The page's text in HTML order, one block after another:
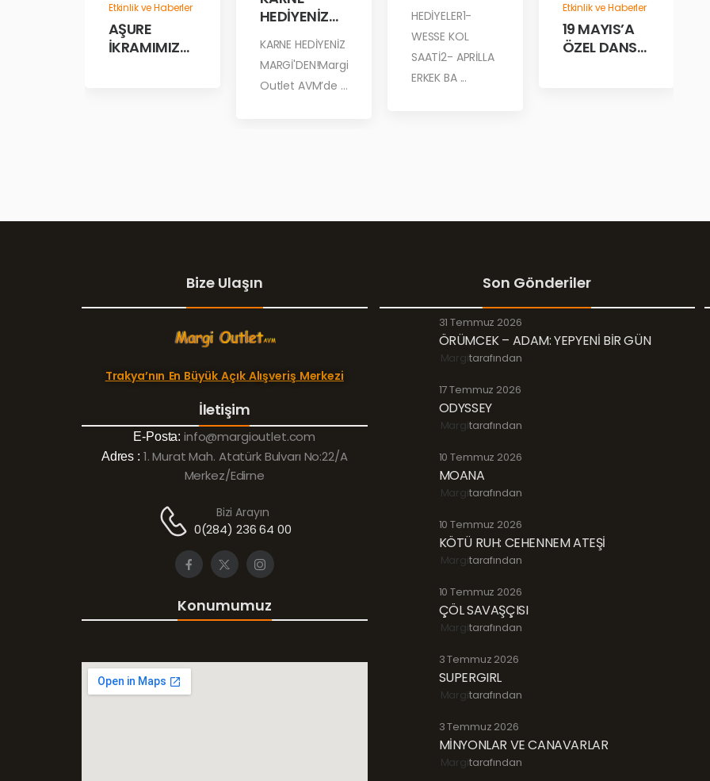
Etkinlik ve Haberler
AŞURE
İKRAMIMIZD
HEDİYENİZ
MARGİ’DEN!
KARNE HEDİYENİZ
MARGİ'DEN!Margi
Outlet AVM’de ...
HEDİYELER1-
WESSE KOL
SAATİ2- APRİLLA
ERKEK BA ...
Etkinlik ve Haberler
19 MAYIS’A
ÖZEL DANS
Bize Ulaşın
Trakya’nın En Büyük Açık Alışveriş Merkezi
İletişim
E-Posta: info@margioutlet.com
Adres : 1. Murat Mah. Atatürk Bulvarı No:22/A
Merkez/Edirne
Bizi Arayın
0(284) 236 64 00
Konumumuz
Son Gönderiler
31 Temmuz 2026
ÖRÜMCEK – ADAM: YEPYENİ BİR GÜN
Margitarafından
17 Temmuz 2026
ODYSSEY
Margitarafından
10 Temmuz 2026
MOANA
Margitarafından
10 Temmuz 2026
KÖTÜ RUH: CEHENNEM ATEŞİ
Margitarafından
10 Temmuz 2026
ÇÖL SAVAŞÇISI
Margitarafından
3 Temmuz 2026
SUPERGIRL
Margitarafından
3 Temmuz 2026
MİNYONLAR VE CANAVARLAR
Margitarafından